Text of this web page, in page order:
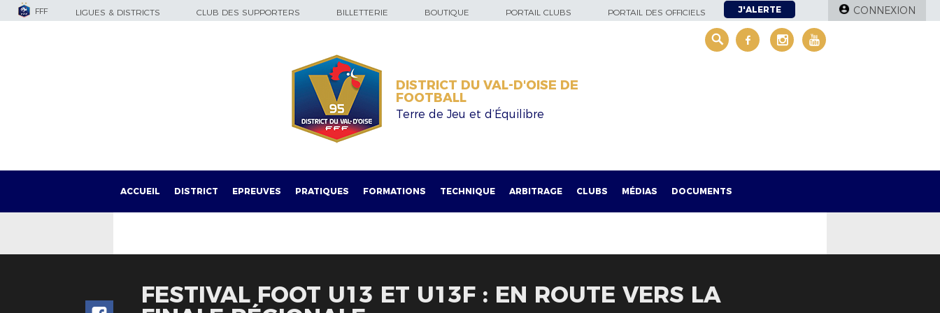
FFF LIGUES & DISTRICTS CLUB DES SUPPORTERS BILLETTERIE BOUTIQUE PORTAIL CLUBS PORTAIL DES OFFICIELS J'ALERTE CONNEXION
DISTRICT DU VAL-D'OISE DE
FOOTBALL
Terre de Jeu et d’Équilibre
ACCUEIL DISTRICT EPREUVES PRATIQUES FORMATIONS TECHNIQUE ARBITRAGE CLUBS MÉDIAS DOCUMENTS
FESTIVAL FOOT U13 ET U13F : EN ROUTE VERS LA